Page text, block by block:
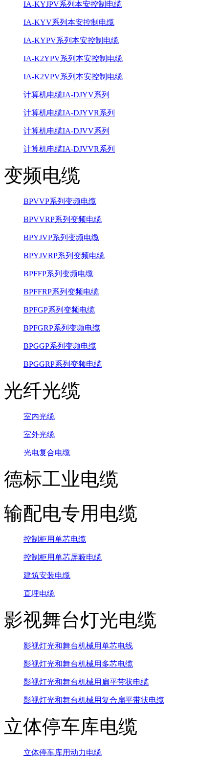
IA-KYJPV系列本安控制电缆
IA-KYV系列本安控制电缆
IA-KYPV系列本安控制电缆
IA-K2YPV系列本安控制电缆
IA-K2VPV系列本安控制电缆
计算机电缆IA-DJYV系列
计算机电缆IA-DJYVR系列
计算机电缆IA-DJVV系列
计算机电缆IA-DJVVR系列
变频电缆
BPVVP系列变频电缆
BPVVRP系列变频电缆
BPYJVP系列变频电缆
BPYJVRP系列变频电缆
BPFFP系列变频电缆
BPFFRP系列变频电缆
BPFGP系列变频电缆
BPFGRP系列变频电缆
BPGGP系列变频电缆
BPGGRP系列变频电缆
光纤光缆
室内光缆
室外光缆
光电复合电缆
德标工业电缆
输配电专用电缆
控制柜用单芯电缆
控制柜用单芯屏蔽电缆
建筑安装电缆
直埋电缆
影视舞台灯光电缆
影视灯光和舞台机械用单芯电线
影视灯光和舞台机械用多芯电缆
影视灯光和舞台机械用扁平带状电缆
影视灯光和舞台机械用复合扁平带状电缆
立体停车库电缆
立体停车库用动力电缆